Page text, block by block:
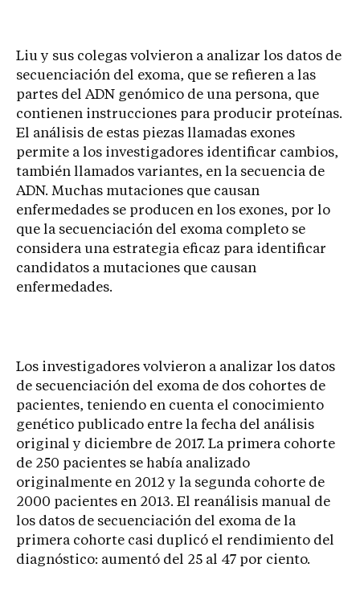
Liu y sus colegas volvieron a analizar los datos de
secuenciación del exoma, que se refieren a las
partes del ADN genómico de una persona, que
contienen instrucciones para producir proteínas.
El análisis de estas piezas llamadas exones
permite a los investigadores identificar cambios,
también llamados variantes, en la secuencia de
ADN. Muchas mutaciones que causan
enfermedades se producen en los exones, por lo
que la secuenciación del exoma completo se
considera una estrategia eficaz para identificar
candidatos a mutaciones que causan
enfermedades.
Los investigadores volvieron a analizar los datos
de secuenciación del exoma de dos cohortes de
pacientes, teniendo en cuenta el conocimiento
genético publicado entre la fecha del análisis
original y diciembre de 2017. La primera cohorte
de 250 pacientes se había analizado
originalmente en 2012 y la segunda cohorte de
2000 pacientes en 2013. El reanálisis manual de
los datos de secuenciación del exoma de la
primera cohorte casi duplicó el rendimiento del
diagnóstico: aumentó del 25 al 47 por ciento.